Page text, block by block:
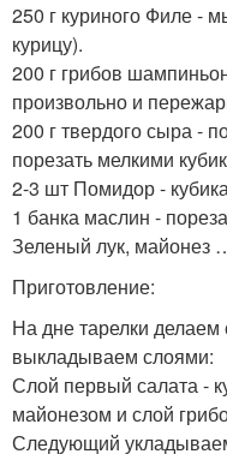
250 г куриного Филе -
курицу).
200 г грибов
произвольно и
200 г твердого сыра -
порезать мелкими
2-3 шт Помидор -
1 банка маслин -
Зеленый лук, майонез
Приготовление:
На дне тарелки делаем
выкладываем слоями:
Слой первый салата -
майонезом и слой
Следующий